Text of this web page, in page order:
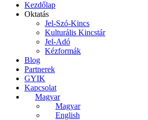
Kezdőlap
Oktatás
Jel-Szó-Kincs
Kulturális Kincstár
Jel-Adó
Kézformák
Blog
Partnerek
GYIK
Kapcsolat
Magyar
Magyar
English